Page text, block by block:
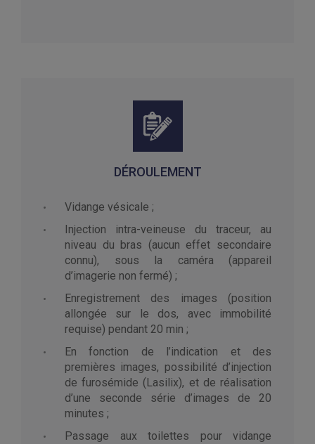
DÉROULEMENT
Vidange vésicale ;
Injection intra-veineuse du traceur, au
niveau du bras (aucun effet secondaire
connu), sous la caméra (appareil
d’imagerie non fermé) ;
Enregistrement des images (position
allongée sur le dos, avec immobilité
requise) pendant 20 min ;
En fonction de l’indication et des
premières images, possibilité d’injection
de furosémide (Lasilix), et de réalisation
d’une seconde série d’images de 20
minutes ;
Passage aux toilettes pour vidange